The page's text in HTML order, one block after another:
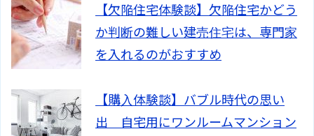
【欠陥住宅体験談】欠陥住宅かどう
か判断の難しい建売住宅は、専門家
を入れるのがおすすめ
【購入体験談】バブル時代の思い
出 自宅用にワンルームマンション